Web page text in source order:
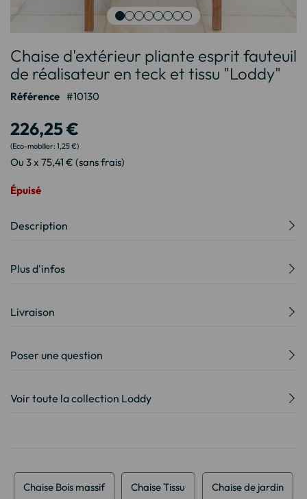
au
début
de
la
d’images
Chaise d'extérieur pliante esprit fauteuil
de réalisateur en teck et tissu "Loddy"
Référence 10130
226,25 €
1,25 €
Ou 3 x 75,41 € (sans frais)
Épuisé
Description
Plus d'infos
Livraison
Poser une question
Voir toute la collection Loddy
Chaise Bois massif Chaise Tissu Chaise de jardin